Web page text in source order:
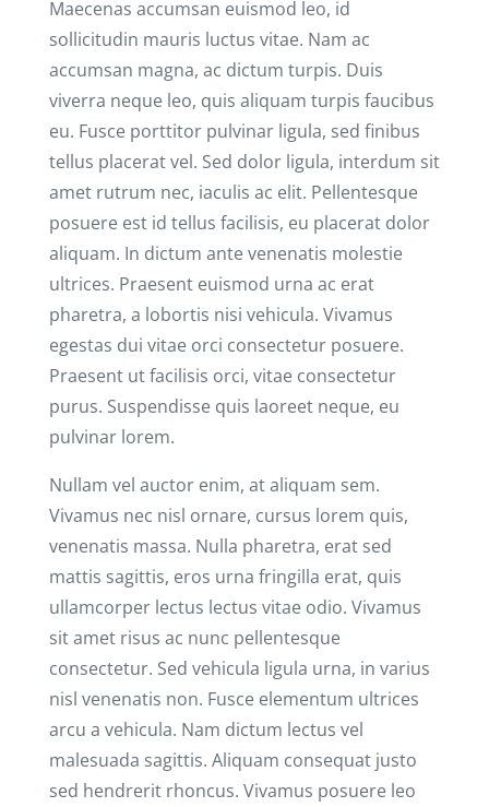
Maecenas accumsan euismod leo, id
sollicitudin mauris luctus vitae. Nam ac
accumsan magna, ac dictum turpis. Duis
viverra neque leo, quis aliquam turpis faucibus
eu. Fusce porttitor pulvinar ligula, sed finibus
tellus placerat vel. Sed dolor ligula, interdum sit
amet rutrum nec, iaculis ac elit. Pellentesque
posuere est id tellus facilisis, eu placerat dolor
aliquam. In dictum ante venenatis molestie
ultrices. Praesent euismod urna ac erat
pharetra, a lobortis nisi vehicula. Vivamus
egestas dui vitae orci consectetur posuere.
Praesent ut facilisis orci, vitae consectetur
purus. Suspendisse quis laoreet neque, eu
pulvinar lorem.
Nullam vel auctor enim, at aliquam sem.
Vivamus nec nisl ornare, cursus lorem quis,
venenatis massa. Nulla pharetra, erat sed
mattis sagittis, eros urna fringilla erat, quis
ullamcorper lectus lectus vitae odio. Vivamus
sit amet risus ac nunc pellentesque
consectetur. Sed vehicula ligula urna, in varius
nisl venenatis non. Fusce elementum ultrices
arcu a vehicula. Nam dictum lectus vel
malesuada sagittis. Aliquam consequat justo
sed hendrerit rhoncus. Vivamus posuere leo